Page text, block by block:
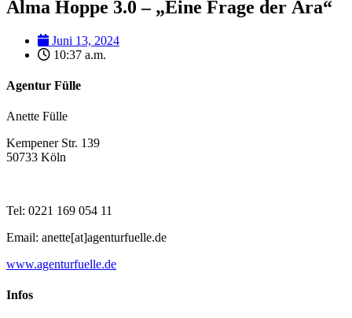
Alma Hoppe 3.0 – „Eine Frage der Ära“
Juni 13, 2024
10:37 a.m.
Agentur Fülle
Anette Fülle
Kempener Str. 139
50733 Köln
Tel: 0221 169 054 11
Email: anette[at]agenturfuelle.de
www.agenturfuelle.de
Infos